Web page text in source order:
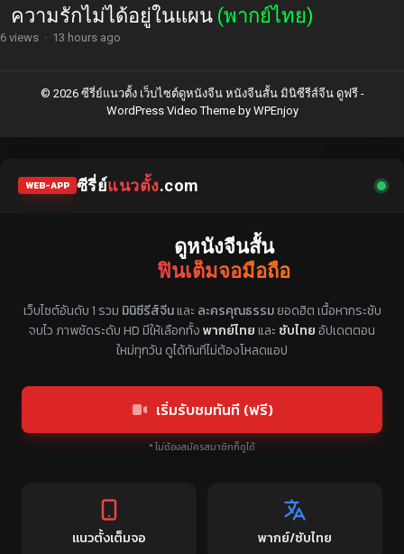
ความรักไม่ได้อยู่ในแผน (พากย์ไทย)
6 views · 13 hours ago
© 2026 ซีรี่ย์แนวตั้ง เว็บไซต์ดูหนังจีน หนังจีนสั้น มินิซีรีส์จีน ดูฟรี -
WordPress Video Themeby WPEnjoy
WEB-APP ซีรี่ย์แนวตั้ง.com
ดูหนังจีนสั้น
ฟินเต็มจอมือถือ
แหล่งรวมซีรี่ย์จีนแนวตั้ง พากย์ไทย ซับไทย
เว็บไซต์อันดับ 1 รวม มินิซีรีส์จีนและ ละครคุณธรรมยอดฮิต เนื้อหากระชับ
จบไว ภาพชัดระดับ HD มีให้เลือกทั้งพากย์ไทยและ ซับไทยอัปเดตตอน
ใหม่ทุกวัน ดูได้ทันทีไม่ต้องโหลดแอป
เริ่มรับชมทันที (ฟรี)
* ไม่ต้องสมัครสมาชิกก็ดูได้
แนวตั้งเต็มจอ พากย์/ซับไทย